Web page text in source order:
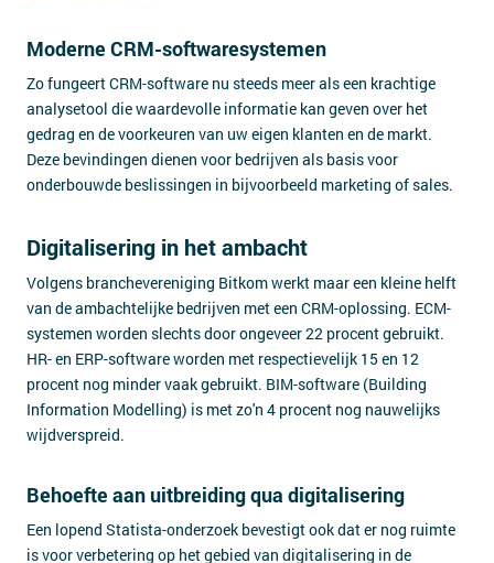
Moderne CRM-softwaresystemen
Zo fungeert CRM-software nu steeds meer als een krachtige
analysetool die waardevolle informatie kan geven over het
gedrag en de voorkeuren van uw eigen klanten en de markt.
Deze bevindingen dienen voor bedrijven als basis voor
onderbouwde beslissingen in bijvoorbeeld marketing of sales.
Digitalisering in het ambacht
Volgens branchevereniging Bitkom werkt maar een kleine helft
van de ambachtelijke bedrijven met een CRM-oplossing. ECM-
systemen worden slechts door ongeveer 22 procent gebruikt.
HR- en ERP-software worden met respectievelijk 15 en 12
procent nog minder vaak gebruikt. BIM-software (Building
Information Modelling) is met zo'n 4 procent nog nauwelijks
wijdverspreid.
Behoefte aan uitbreiding qua digitalisering
Een lopend Statista-onderzoek bevestigt ook dat er nog ruimte
is voor verbetering op het gebied van digitalisering in de